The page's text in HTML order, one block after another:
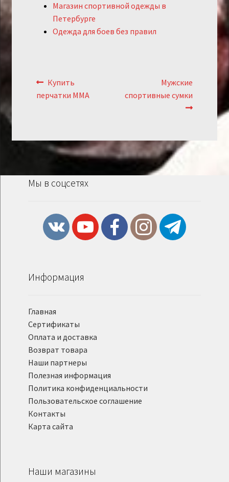
Магазин спортивной одежды в
Петербурге
Одежда для боев без правил
по
записям
Предыдущий:
Купить
перчатки ММА
Следующий:
Мужские
спортивные сумки
Мы в соцсетях
Информация
Главная
Сертификаты
Оплата и доставка
Возврат товара
Наши партнеры
Полезная информация
Политика конфиденциальности
Пользовательское соглашение
Контакты
Карта сайта
Наши магазины